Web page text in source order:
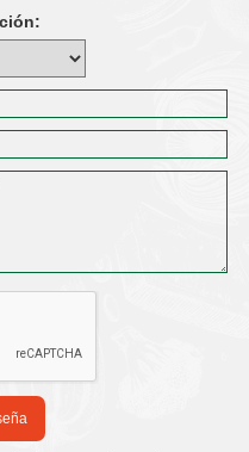
y expresión del
carnes rojas a la parrilla,
y quesos curados. Su